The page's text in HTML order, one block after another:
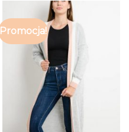
Promocja!